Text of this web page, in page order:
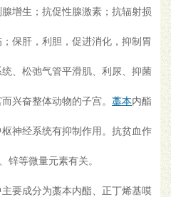
增生；抗促性腺激素；抗辐射损
保肝，利胆，促进消化，抑制胃
、松弛气管平滑肌、利尿、抑菌
兴奋整体动物的子宫。 藁本内酯
神经系统有抑制作用。抗贫血作
锌等微量元素有关。
要成分为藁本内酯、正丁烯基嗼